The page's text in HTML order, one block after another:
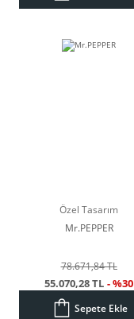
Özel Tasarım
Mr.PEPPER
78.671,84 TL
55.070,28 TL - %30
Sepete Ekle